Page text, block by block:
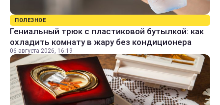
ПОЛЕЗНОЕ
Гениальный трюк с пластиковой бутылкой: как
охладить комнату в жару без кондиционера
06 августа 2026, 16:19